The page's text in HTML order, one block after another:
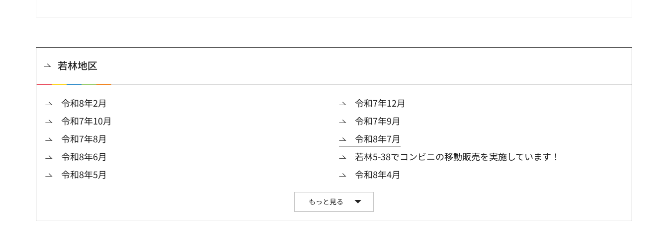
若林地区
令和8年2月
令和7年12月
令和7年10月
令和7年9月
令和7年8月
令和8年7月
令和8年6月
若林5-38でコンビニの移動販売を実施しています！
令和8年5月
令和8年4月
もっと見る